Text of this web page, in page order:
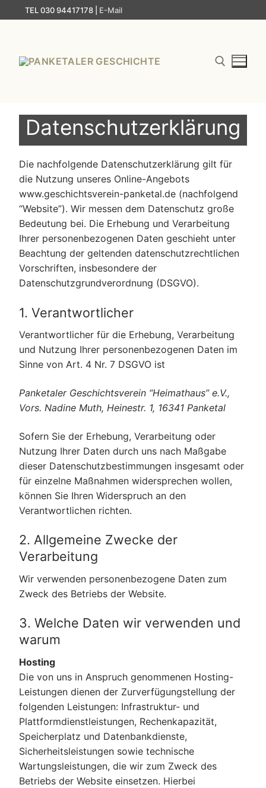
Inhalt
TEL 030 94417178 | E-Mail
Suchen nach:
Datenschutzerklärung
Die nachfolgende Datenschutzerklärung gilt für
die Nutzung unseres Online-Angebots
www.geschichtsverein-panketal.de (nachfolgend
“Website”). Wir messen dem Datenschutz große
Bedeutung bei. Die Erhebung und Verarbeitung
Ihrer personenbezogenen Daten geschieht unter
Beachtung der geltenden datenschutzrechtlichen
Vorschriften, insbesondere der
Datenschutzgrundverordnung (DSGVO).
1. Verantwortlicher
Verantwortlicher für die Erhebung, Verarbeitung
und Nutzung Ihrer personenbezogenen Daten im
Sinne von Art. 4 Nr. 7 DSGVO ist
Panketaler Geschichtsverein “Heimathaus” e.V.,
Vors. Nadine Muth, Heinestr. 1, 16341 Panketal
Sofern Sie der Erhebung, Verarbeitung oder
Nutzung Ihrer Daten durch uns nach Maßgabe
dieser Datenschutzbestimmungen insgesamt oder
für einzelne Maßnahmen widersprechen wollen,
können Sie Ihren Widerspruch an den
Verantwortlichen richten.
2. Allgemeine Zwecke der
Verarbeitung
Wir verwenden personenbezogene Daten zum
Zweck des Betriebs der Website.
3. Welche Daten wir verwenden und
warum
Hosting
Die von uns in Anspruch genommenen Hosting-
Leistungen dienen der Zurverfügungstellung der
folgenden Leistungen: Infrastruktur- und
Plattformdienstleistungen, Rechenkapazität,
Speicherplatz und Datenbankdienste,
Sicherheitsleistungen sowie technische
Wartungsleistungen, die wir zum Zweck des
Betriebs der Website einsetzen. Hierbei